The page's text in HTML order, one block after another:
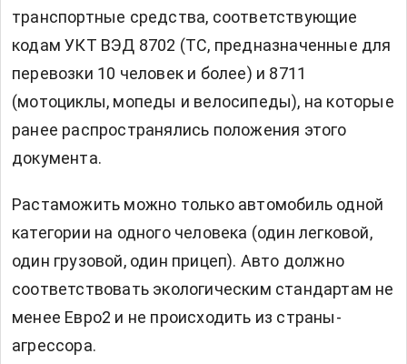
транспортные средства, соответствующие
кодам УКТ ВЭД 8702 (ТС, предназначенные для
перевозки 10 человек и более) и 8711
(мотоциклы, мопеды и велосипеды), на которые
ранее распространялись положения этого
документа.
Растаможить можно только автомобиль одной
категории на одного человека (один легковой,
один грузовой, один прицеп). Авто должно
соответствовать экологическим стандартам не
менее Евро2 и не происходить из страны-
агрессора.